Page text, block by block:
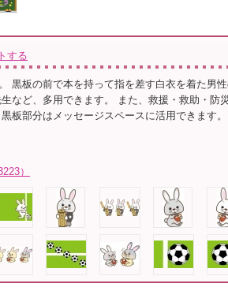
する
黒板の前で本を持って指を差す白衣を着た男
など、多用できます。 また、救援・救助・防
板部分はメッセージスペースに活用できます
）